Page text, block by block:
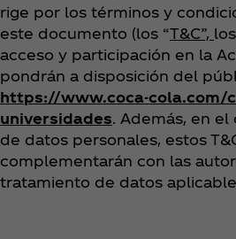
rige por los términos y
este documento (los “T&C”,
acceso y participación en la
pondrán a disposición del
https://www.coca-
universidades. Además, en
de datos personales, estos
complementarán con las
tratamiento de datos